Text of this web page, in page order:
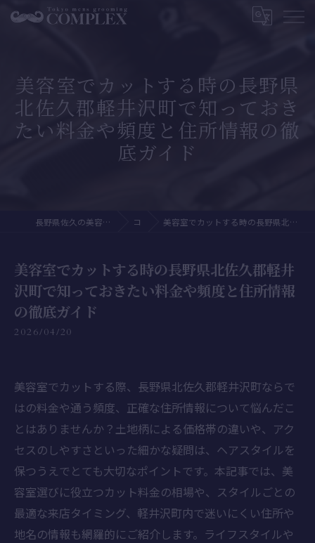
美容室でカットする時の長野県
北佐久郡軽井沢町で知っておき
たい料金や頻度と住所情報の徹
底ガイド
長野県佐久の美容室ならTokyo mens grooming Complex コラム 美容室でカットする時の長野県北佐久郡軽井沢町で知っておきたい料金や頻度と住所情報の徹底ガイド
美容室でカットする時の長野県北佐久郡軽井
沢町で知っておきたい料金や頻度と住所情報
の徹底ガイド
2026/04/20
美容室でカットする際、長野県北佐久郡軽井沢町ならで
はの料金や通う頻度、正確な住所情報について悩んだこ
とはありませんか？土地柄による価格帯の違いや、アク
セスのしやすさといった細かな疑問は、ヘアスタイルを
保つうえでとても大切なポイントです。本記事では、美
容室選びに役立つカット料金の相場や、スタイルごとの
最適な来店タイミング、軽井沢町内で迷いにくい住所や
地名の情報も網羅的にご紹介します。ライフスタイルや